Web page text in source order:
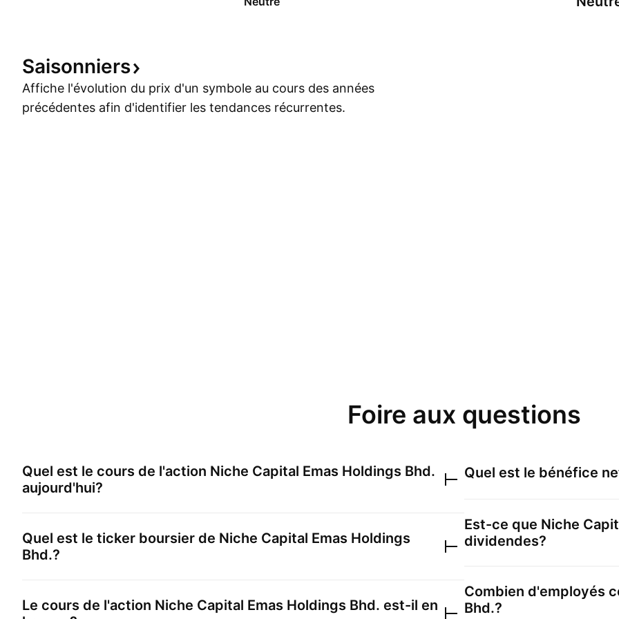
Saisonniers
Affiche l'évolution du prix d'un symbole au cours des années
précédentes afin d'identifier les tendances récurrentes.
Foire aux questions
Quel est le cours de l'action Niche Capital Emas Holdings Bhd.
aujourd'hui?
Quel est le ticker boursier de Niche Capital Emas Holdings
Bhd.?
Le cours de l'action Niche Capital Emas Holdings Bhd. est-il en
Quel est le bénéfice
Est-ce que Niche
dividendes?
Combien d'employés
Bhd.?